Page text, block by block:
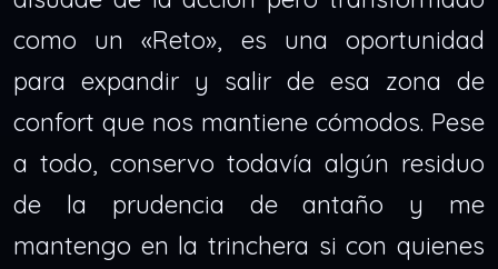
como un «Reto», es una oportunidad
para expandir y salir de esa zona de
confort que nos mantiene cómodos. Pese
a todo, conservo todavía algún residuo
de la prudencia de antaño y me
mantengo en la trinchera si con quienes